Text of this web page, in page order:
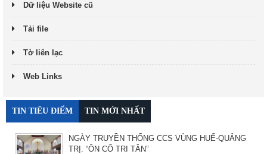
Dữ liệu Website cũ
Tải file
Tờ liên lạc
Web Links
TIN TIÊU ĐIỂM TIN MỚI NHẤT
NGÀY TRUYỀN THỐNG CCS VÙNG HUẾ-QUẢNG
TRỊ. “ÔN CỐ TRI TÂN”